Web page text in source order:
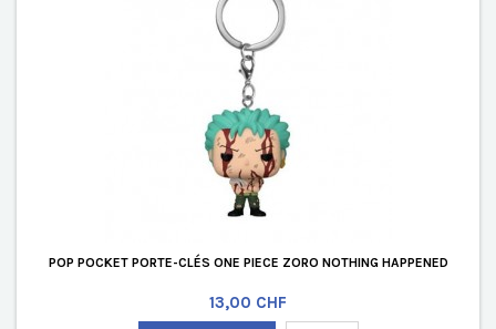
POP POCKET PORTE-CLÉS ONE PIECE ZORO NOTHING HAPPENED
Prix
13,00 CHF